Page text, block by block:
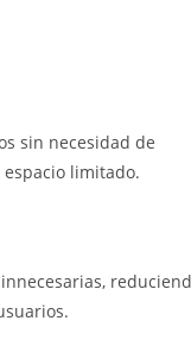
sin necesidad de
limitado.